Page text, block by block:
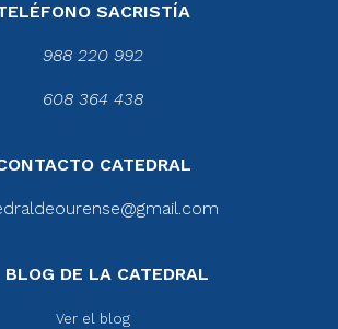
SACRISTÍA
988 220 992
608 364 438
CATEDRAL
BLOG DE LA CATEDRAL
Ver el blog